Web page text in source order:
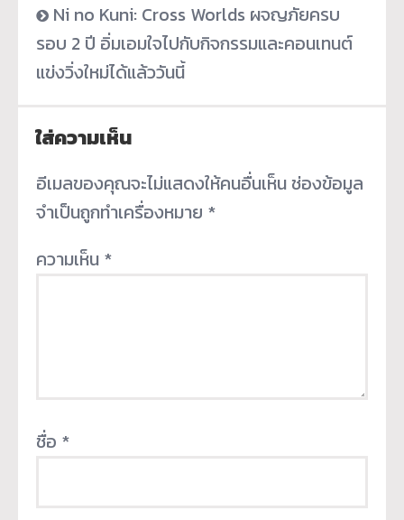
Ni no Kuni: Cross Worlds ผจญภัยครบ
รอบ 2 ปี อิ่มเอมใจไปกับกิจกรรมและคอนเทนต์
แข่งวิ่งใหม่ได้แล้ววันนี้
ใส่ความเห็น
อีเมลของคุณจะไม่แสดงให้คนอื่นเห็น ช่องข้อมูล
จำเป็นถูกทำเครื่องหมาย *
ความเห็น *
ชื่อ *